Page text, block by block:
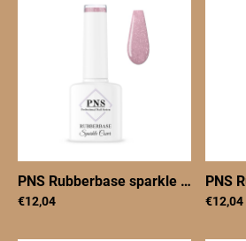
PNS Rubberbase sparkle cover 7 ml
€12,04 €12,04